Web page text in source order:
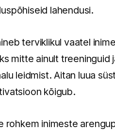
lahendusi.
terviklikul vaatel
mitte ainult treeninguid
leidmist. Aitan luua
kõigub.
rohkem inimeste